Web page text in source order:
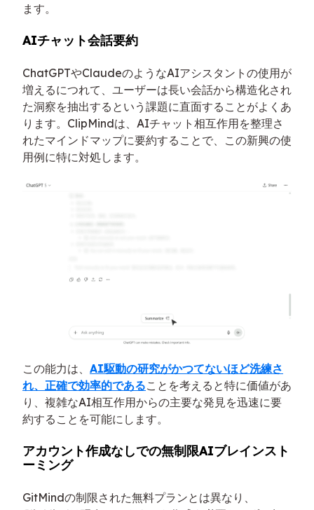
ます。
AIチャット会話要約
ChatGPTやClaudeのようなAIアシスタントの使用が
増えるにつれて、ユーザーは長い会話から構造化され
た洞察を抽出するという課題に直面することがよくあ
ります。ClipMindは、AIチャット相互作用を整理さ
れたマインドマップに要約することで、この新興の使
用例に特に対処します。
この能力は、 AI駆動の研究がかつてないほど洗練さ
れ、正確で効率的であることを考えると特に価値があ
り、複雑なAI相互作用からの主要な発見を迅速に要
約することを可能にします。
アカウント作成なしでの無制限AIブレインスト
ーミング
GitMindの制限された無料プランとは異なり、